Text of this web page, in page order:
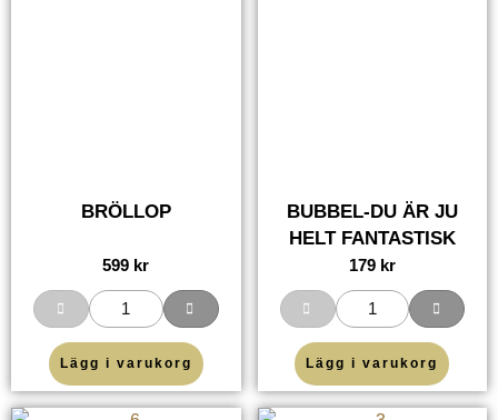
BRÖLLOP
599 kr
Lägg i varukorg
BUBBEL-DU ÄR JU
HELT FANTASTISK
179 kr
Lägg i varukorg